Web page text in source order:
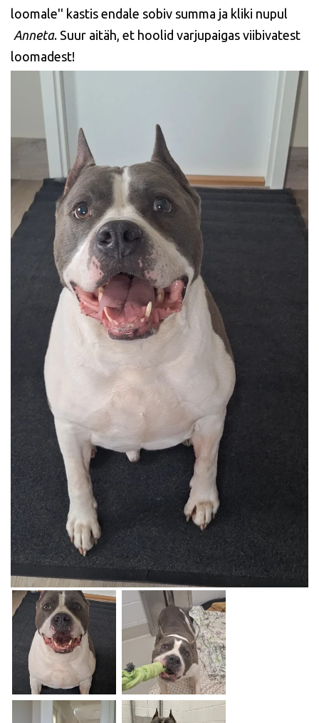
loomale'' kastis endale sobiv summa ja kliki nupul
Anneta. Suur aitäh, et hoolid varjupaigas viibivatest
loomadest!